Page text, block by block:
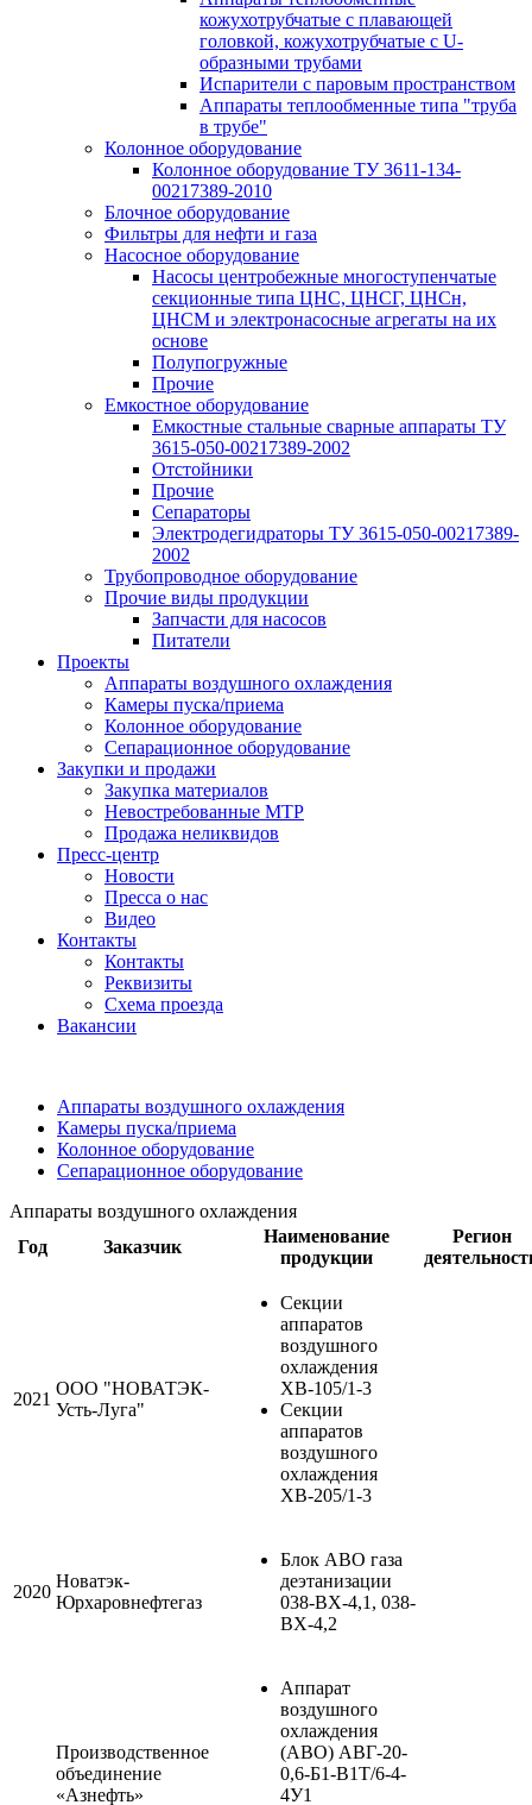
кожухотрубчатые с плавающей
головкой, кожухотрубчатые с U-
образными трубами
Испарители с паровым пространством
Аппараты теплообменные типа "труба
в трубе"
Колонное оборудование
Колонное оборудование ТУ 3611-134-
00217389-2010
Блочное оборудование
Фильтры для нефти и газа
Насосное оборудование
Насосы центробежные многоступенчатые
секционные типа ЦНС, ЦНСГ, ЦНСн,
ЦНСМ и электронасосные агрегаты на их
основе
Полупогружные
Прочие
Емкостное оборудование
Емкостные стальные сварные аппараты ТУ
3615-050-00217389-2002
Отстойники
Прочие
Сепараторы
Электродегидраторы ТУ 3615-050-00217389-
2002
Трубопроводное оборудование
Прочие виды продукции
Запчасти для насосов
Питатели
Проекты
Аппараты воздушного охлаждения
Камеры пуска/приема
Колонное оборудование
Сепарационное оборудование
Закупки и продажи
Закупка материалов
Невостребованные МТР
Продажа неликвидов
Пресс-центр
Новости
Пресса о нас
Видео
Контакты
Контакты
Реквизиты
Схема проезда
Вакансии
Аппараты воздушного охлаждения
Камеры пуска/приема
Колонное оборудование
Сепарационное оборудование
Аппараты воздушного охлаждения
Год
Заказчик
Наименование
продукции
Регион
2021
ООО "НОВАТЭК-
Усть-Луга"
Секции
аппаратов
воздушного
охлаждения
ХВ-105/1-3
Секции
аппаратов
воздушного
охлаждения
ХВ-205/1-3
2020
Новатэк-
Юрхаровнефтегаз
Блок АВО газа
деэтанизации
038-ВХ-4,1, 038-
ВХ-4,2
Производственное
объединение
«Азнефть»
Аппарат
воздушного
охлаждения
(АВО) АВГ-20-
0,6-Б1-В1Т/6-4-
4У1